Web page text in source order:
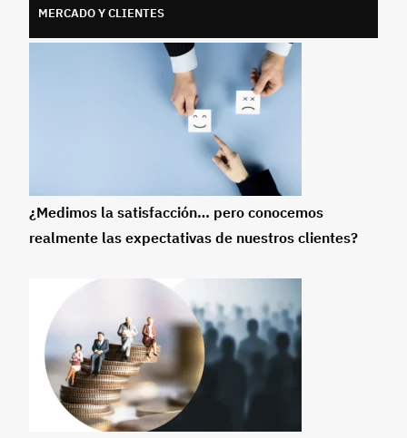
MERCADO Y CLIENTES
¿Medimos la satisfacción… pero conocemos
realmente las expectativas de nuestros clientes?